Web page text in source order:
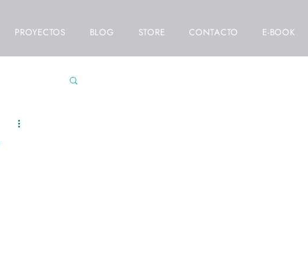
PROYECTOS BLOG STORE CONTACTO E-BOOK